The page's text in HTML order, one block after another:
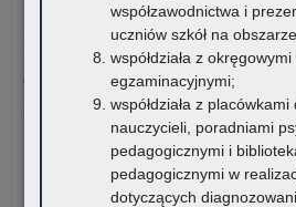
30 lipca 2026
Komunikat – Urząd nieczynny z
W tych terminach Urząd pozostanie
sprawy będzie można…
30 lipca 2026
współzawodnictwa i
uczniów szkół na
współdziała z
egzaminacyjnymi;
współdziała z
nauczycieli, poradniami
pedagogicznymi i
pedagogicznymi w
dotyczących